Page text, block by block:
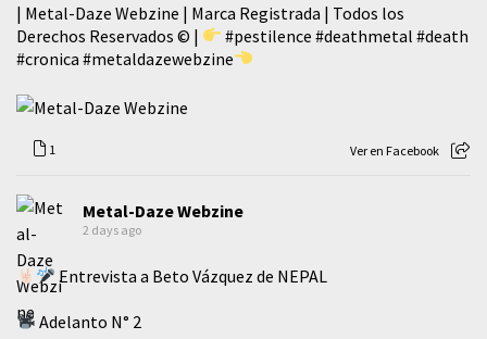
| Metal-Daze Webzine | Marca Registrada | Todos los
Derechos Reservados © |
#pestilence #deathmetal #death
#cronica #metaldazewebzine
1 Ver en Facebook
Metal-Daze Webzine
2 days ago
Entrevista a Beto Vázquez de NEPAL
Adelanto N° 2